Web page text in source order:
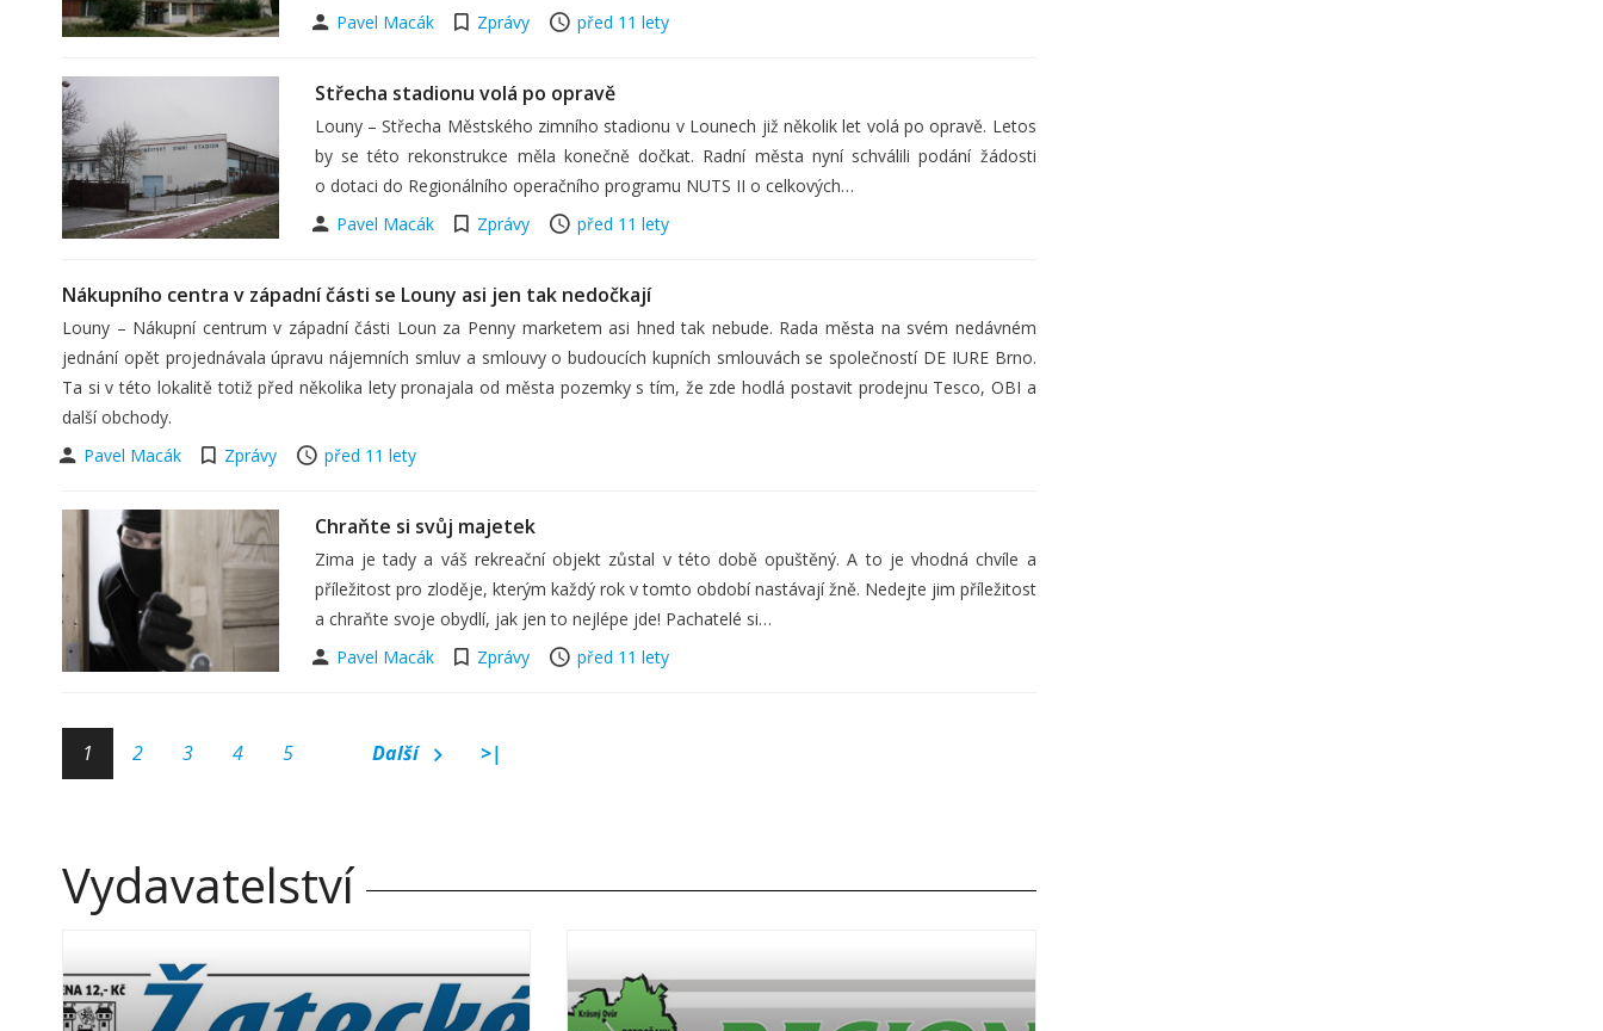
Pavel Macák
Zprávy před 11 lety
Střecha stadionu volá po opravě
Louny – Střecha Městského zimního stadionu v Lounech již několik let volá po opravě. Letos
by se této rekonstrukce měla konečně dočkat. Radní města nyní schválili podání žádosti
o dotaci do Regionálního operačního programu NUTS II o celkových…
Pavel Macák
Zprávy před 11 lety
Nákupního centra v západní části se Louny asi jen tak nedočkají
Louny – Nákupní centrum v západní části Loun za Penny marketem asi hned tak nebude. Rada města na svém nedávném
jednání opět projednávala úpravu nájemních smluv a smlouvy o budoucích kupních smlouvách se společností DE IURE Brno.
Ta si v této lokalitě totiž před několika lety pronajala od města pozemky s tím, že zde hodlá postavit prodejnu Tesco, OBI a
další obchody.
Pavel Macák
Zprávy před 11 lety
Chraňte si svůj majetek
Zima je tady a váš rekreační objekt zůstal v této době opuštěný. A to je vhodná chvíle a
příležitost pro zloděje, kterým každý rok v tomto období nastávají žně. Nedejte jim příležitost
a chraňte svoje obydlí, jak jen to nejlépe jde! Pachatelé si…
Pavel Macák
Zprávy před 11 lety
1 2 3 4 5 Další >|
Vydavatelství